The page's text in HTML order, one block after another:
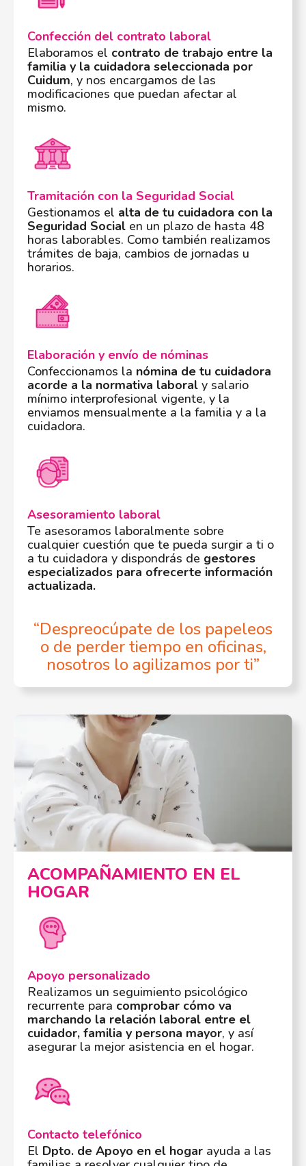
Confección del contrato laboral
Elaboramos el contrato de trabajo entre la
familia y la cuidadora seleccionada por
Cuidum, y nos encargamos de las
modificaciones que puedan afectar al
mismo.
Tramitación con la Seguridad Social
Gestionamos el alta de tu cuidadora con la
Seguridad Social en un plazo de hasta 48
horas laborables. Como también realizamos
trámites de baja, cambios de jornadas u
horarios.
Elaboración y envío de nóminas
Confeccionamos la nómina de tu cuidadora
acorde a la normativa laboral y salario
mínimo interprofesional vigente, y la
enviamos mensualmente a la familia y a la
cuidadora.
Asesoramiento laboral
Te asesoramos laboralmente sobre
cualquier cuestión que te pueda surgir a ti o
a tu cuidadora y dispondrás de gestores
especializados para ofrecerte información
actualizada.
“Despreocúpate de los papeleos
o de perder tiempo en oficinas,
nosotros lo agilizamos por ti”
ACOMPAÑAMIENTO EN EL
HOGAR
Apoyo personalizado
Realizamos un seguimiento psicológico
recurrente para comprobar cómo va
marchando la relación laboral entre el
cuidador, familia y persona mayor, y así
asegurar la mejor asistencia en el hogar.
Contacto telefónico
El Dpto. de Apoyo en el hogar ayuda a las